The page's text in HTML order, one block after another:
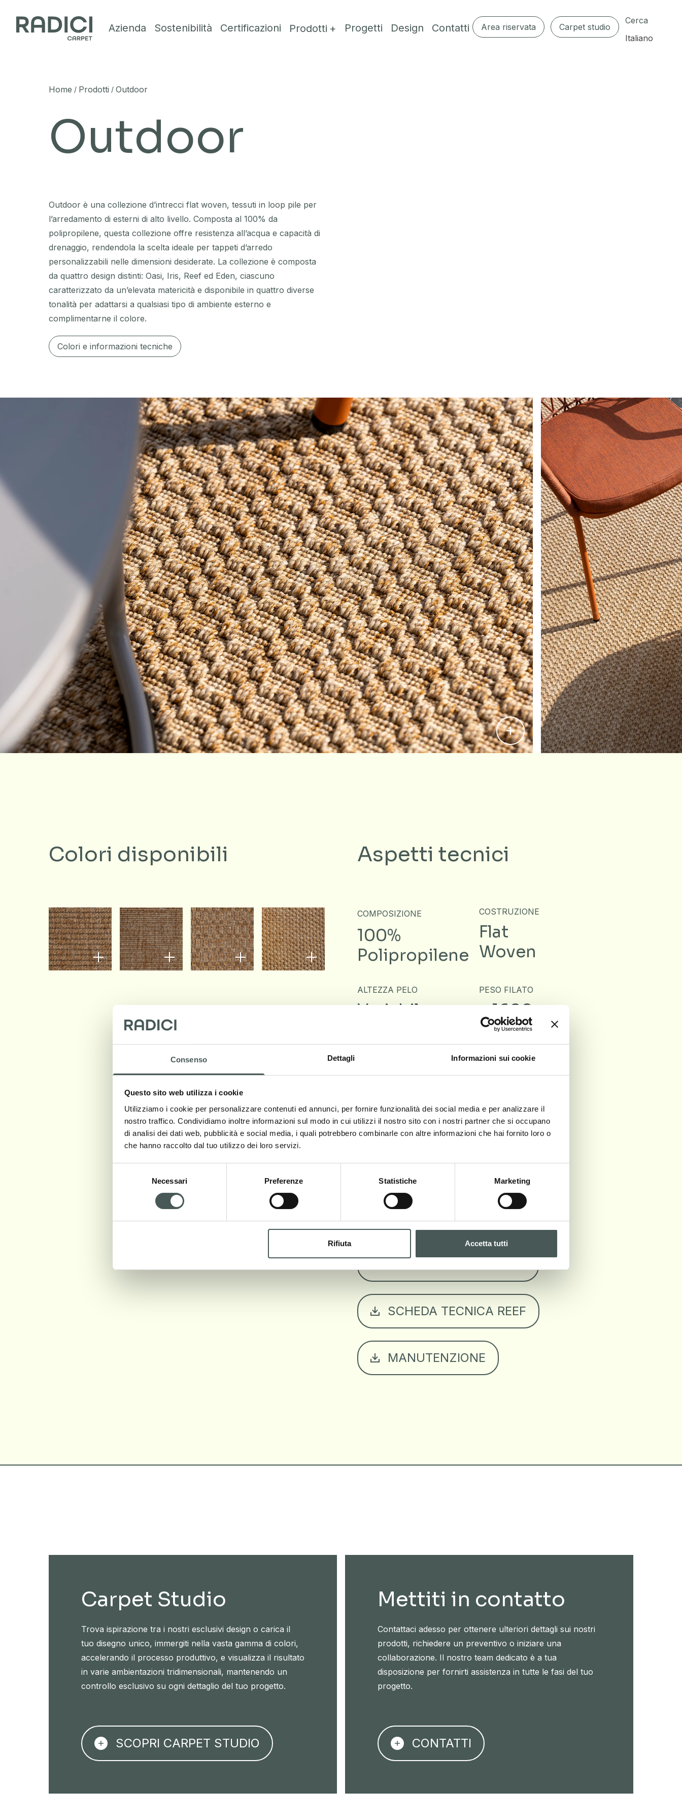
Consenso Dettagli Informazioni sui cookie
Questo sito web utilizza i cookie
Utilizziamo i cookie per personalizzare contenuti ed annunci, per fornire funzionalità dei social media e per analizzare il
nostro traffico. Condividiamo inoltre informazioni sul modo in cui utilizzi il nostro sito con i nostri partner che si occupano
di analisi dei dati web, pubblicità e social media, i quali potrebbero combinarle con altre informazioni che hai fornito loro o
che hanno raccolto dal tuo utilizzo dei loro servizi.
Necessari Preferenze Statistiche Marketing
Rifiuta Accetta tutti
Azienda Sostenibilità Certificazioni Prodotti Progetti Design Contatti Area riservata Carpet studio
Cerca
Italiano
Home / Prodotti / Outdoor
Outdoor
Outdoor è una collezione d’intrecci flat woven, tessuti in loop pile per
l’arredamento di esterni di alto livello. Composta al 100% da
polipropilene, questa collezione offre resistenza all’acqua e capacità di
drenaggio, rendendola la scelta ideale per tappeti d’arredo
personalizzabili nelle dimensioni desiderate. La collezione è composta
da quattro design distinti: Oasi, Iris, Reef ed Eden, ciascuno
caratterizzato da un’elevata matericità e disponibile in quattro diverse
tonalità per adattarsi a qualsiasi tipo di ambiente esterno e
complimentarne il colore.
Colori e informazioni tecniche
Colori disponibili Aspetti tecnici
COMPOSIZIONE
100%
Polipropilene
COSTRUZIONE
Flat
Woven
ALTEZZA PELO
Variabile
PESO FILATO
± 1600
g/m²
Download
SCHEDA TECNICA IRIS
SCHEDA TECNICA REEF
MANUTENZIONE
Carpet Studio
Trova ispirazione tra i nostri esclusivi design o carica il
tuo disegno unico, immergiti nella vasta gamma di colori,
accelerando il processo produttivo, e visualizza il risultato
in varie ambientazioni tridimensionali, mantenendo un
controllo esclusivo su ogni dettaglio del tuo progetto.
SCOPRI CARPET STUDIO
Mettiti in contatto
Contattaci adesso per ottenere ulteriori dettagli sui nostri
prodotti, richiedere un preventivo o iniziare una
collaborazione. Il nostro team dedicato è a tua
disposizione per fornirti assistenza in tutte le fasi del tuo
progetto.
CONTATTI